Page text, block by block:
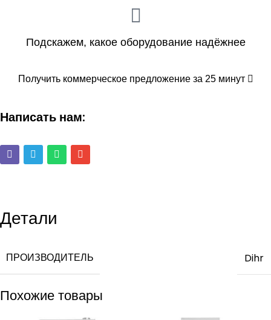
Подскажем, какое оборудование надёжнее
Получить коммерческое предложение за 25 минут
Написать нам:
Детали
ПРОИЗВОДИТЕЛЬ Dihr
Похожие товары